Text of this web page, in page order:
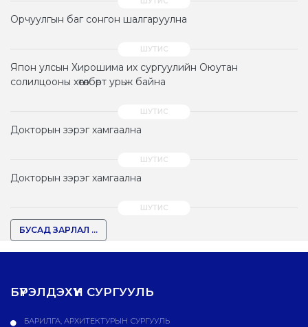
Орчуулгын баг сонгон шалгаруулна
Япон улсын Хирошима их сургуулийн Оюутан
солилцооны хөтөлбөрт урьж байна
Докторын зэрэг хамгаална
Докторын зэрэг хамгаална
БУСАД ЗАРЛАЛ ...
БҮРЭЛДЭХҮҮН СУРГУУЛЬ
БАРИЛГА, АРХИТЕКТУРЫН СУРГУУЛЬ